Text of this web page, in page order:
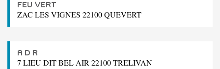
FEU VERT
ZAC LES VIGNES 22100 QUEVERT
A D R
7 LIEU DIT BEL AIR 22100 TRELIVAN